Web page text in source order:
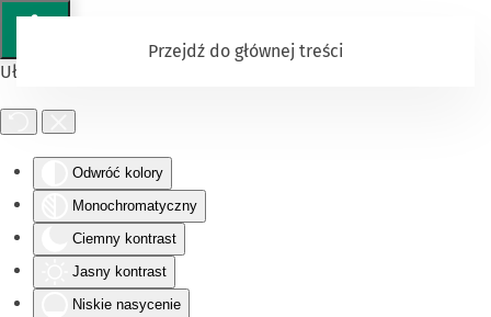
Ułatwienia dostępu
Odwróć kolory
Monochromatyczny
Ciemny kontrast
Jasny kontrast
Niskie nasycenie
Przejdź do głównej treści